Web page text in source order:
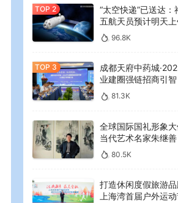
“太空快递”已送达：
五航天员预计明天上
快递”96.8K
成都天府中药城
业建圈强链招商引智
湾区）专场推介会在
举行
81.3K
全球国际国礼形象
当代艺术名家朱继善
80.5K
打造休闲度假旅游品
上海湾首届户外运动